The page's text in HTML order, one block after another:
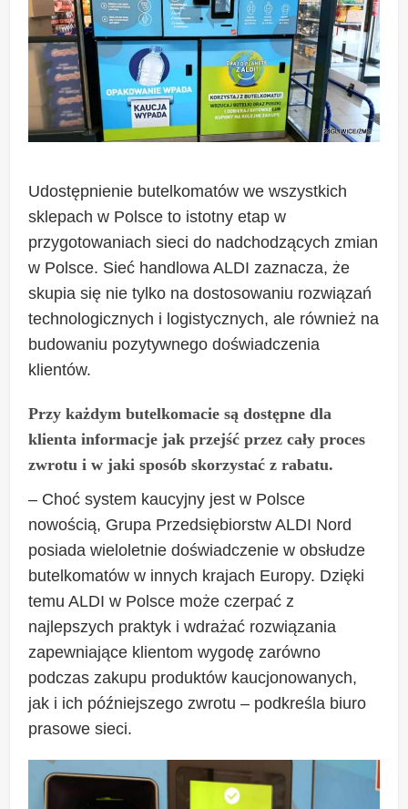
Udostępnienie butelkomatów we wszystkich
sklepach w Polsce to istotny etap w
przygotowaniach sieci do nadchodzących zmian
w Polsce. Sieć handlowa ALDI zaznacza, że
skupia się nie tylko na dostosowaniu rozwiązań
technologicznych i logistycznych, ale również na
budowaniu pozytywnego doświadczenia
klientów.
Przy każdym butelkomacie są dostępne dla
klienta informacje jak przejść przez cały proces
zwrotu i w jaki sposób skorzystać z rabatu.
– Choć system kaucyjny jest w Polsce
nowością, Grupa Przedsiębiorstw ALDI Nord
posiada wieloletnie doświadczenie w obsłudze
butelkomatów w innych krajach Europy. Dzięki
temu ALDI w Polsce może czerpać z
najlepszych praktyk i wdrażać rozwiązania
zapewniające klientom wygodę zarówno
podczas zakupu produktów kaucjonowanych,
jak i ich późniejszego zwrotu – podkreśla biuro
prasowe sieci.